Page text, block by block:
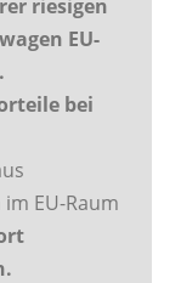
riesigen
EU-
bei
EU-Raum